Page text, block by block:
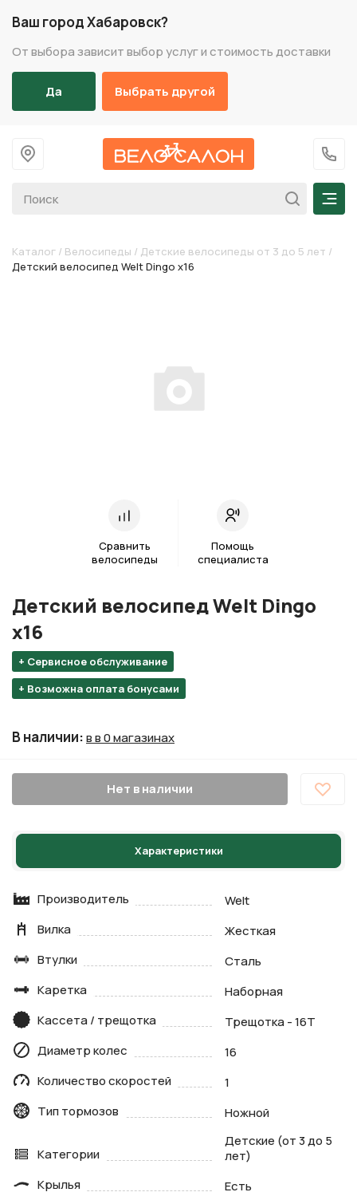
Ваш город Хабаровск?
От выбора зависит выбор услуг и стоимость доставки
Да Выбрать другой
На главную
+7
Каталог / Велосипеды / Детские велосипеды от 3 до 5 лет /
Детский велосипед Welt Dingo х16
Сравнить
велосипеды
Помощь
специалиста
+ Сервисное обслуживание
+ Возможна оплата бонусами
Детский велосипед Welt Dingo
х16
В наличии:в в 0 магазинах
Нет в наличии
Характеристики
Производитель
Welt
Вилка
Жесткая
Втулки
Сталь
Каретка
Наборная
Кассета / трещотка
Трещотка - 16Т
Диаметр колес
16
Количество скоростей
1
Тип тормозов
Ножной
Категории
Детские (от 3 до 5
лет)
Крылья
Есть